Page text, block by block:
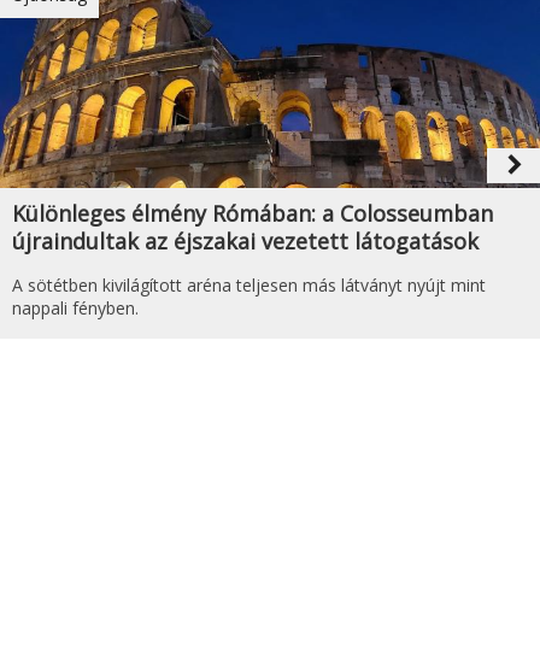
navigate_next
Különleges élmény Rómában: a Colosseumban
újraindultak az éjszakai vezetett látogatások
A sötétben kivilágított aréna teljesen más látványt nyújt mint
nappali fényben.